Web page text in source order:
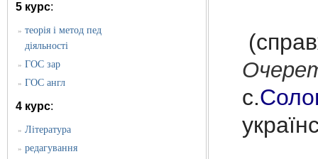
5 курс:
» теорія і метод пед
діяльності
» ГОС зар
» ГОС англ
4 курс:
» Література
» редагування
с.